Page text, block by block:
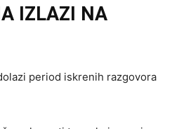
IZLAZI NA
period iskrenih razgovora